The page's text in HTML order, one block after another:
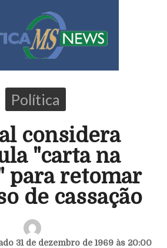
Política
considera
"carta na
para retomar
de cassação
31 de dezembro de 1969 às 20:00